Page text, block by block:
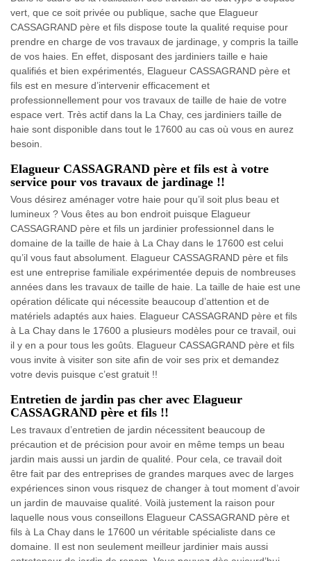
vert, que ce soit privée ou publique, sache que Elagueur
CASSAGRAND père et fils dispose toute la qualité requise pour
prendre en charge de vos travaux de jardinage, y compris la taille
de vos haies. En effet, disposant des jardiniers taille e haie
qualifiés et bien expérimentés, Elagueur CASSAGRAND père et
fils est en mesure d’intervenir efficacement et
professionnellement pour vos travaux de taille de haie de votre
espace vert. Très actif dans la La Chay, ces jardiniers taille de
haie sont disponible dans tout le 17600 au cas où vous en aurez
besoin.
Elagueur CASSAGRAND père et fils est à votre
service pour vos travaux de jardinage !!
Vous désirez aménager votre haie pour qu’il soit plus beau et
lumineux ? Vous êtes au bon endroit puisque Elagueur
CASSAGRAND père et fils un jardinier professionnel dans le
domaine de la taille de haie à La Chay dans le 17600 est celui
qu’il vous faut absolument. Elagueur CASSAGRAND père et fils
est une entreprise familiale expérimentée depuis de nombreuses
années dans les travaux de taille de haie. La taille de haie est une
opération délicate qui nécessite beaucoup d’attention et de
matériels adaptés aux haies. Elagueur CASSAGRAND père et fils
à La Chay dans le 17600 a plusieurs modèles pour ce travail, oui
il y en a pour tous les goûts. Elagueur CASSAGRAND père et fils
vous invite à visiter son site afin de voir ses prix et demandez
votre devis puisque c’est gratuit !!
Entretien de jardin pas cher avec Elagueur
CASSAGRAND père et fils !!
Les travaux d’entretien de jardin nécessitent beaucoup de
précaution et de précision pour avoir en même temps un beau
jardin mais aussi un jardin de qualité. Pour cela, ce travail doit
être fait par des entreprises de grandes marques avec de larges
expériences sinon vous risquez de changer à tout moment d’avoir
un jardin de mauvaise qualité. Voilà justement la raison pour
laquelle nous vous conseillons Elagueur CASSAGRAND père et
fils à La Chay dans le 17600 un véritable spécialiste dans ce
domaine. Il est non seulement meilleur jardinier mais aussi